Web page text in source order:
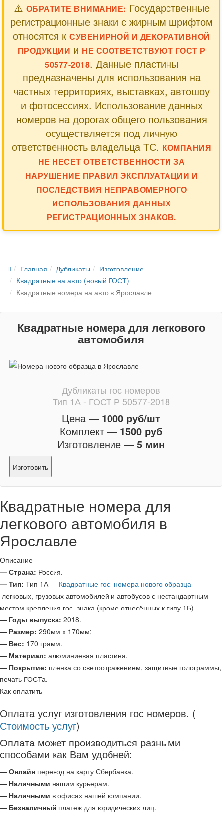
⚠️ ОБРАТИТЕ ВНИМАНИЕ: Государственные
регистрационные знаки с жирным шрифтом
относятся кСУВЕНИРНОЙ И ДЕКОРАТИВНОЙ
ПРОДУКЦИИ и НЕ СООТВЕТСТВУЮТ ГОСТ Р
50577-2018. Данные пластины
предназначены для использования на
частных территориях, выставках, автошоу
и фотосессиях. Использование данных
номеров на дорогах общего пользования
осуществляется под личную
ответственность владельца ТС. КОМПАНИЯ
НЕ НЕСЕТ ОТВЕТСТВЕННОСТИ ЗА
НАРУШЕНИЕ ПРАВИЛ ЭКСПЛУАТАЦИИ И
ПОСЛЕДСТВИЯ НЕПРАВОМЕРНОГО
ИСПОЛЬЗОВАНИЯ ДАННЫХ
РЕГИСТРАЦИОННЫХ ЗНАКОВ.
Главная Дубликаты
Изготовление
Квадратные на авто (новый ГОСТ)
Квадратные номера на авто в Ярославле
Квадратные номера для легкового
автомобиля
Дубликаты гос номеров
Тип 1А - ГОСТ Р 50577-2018
Цена — 1000 руб/шт
Комплект — 1500 руб
Изготовление — 5 мин
Изготовить
Квадратные номера для
легкового автомобиля в
Ярославле
Описание
— Страна: Россия.
— Тип: Тип 1А — Квадратные гос. номера нового образца
легковых, грузовых автомобилей и автобусов с нестандартным
местом крепления гос. знака (кроме отнесённых к типу 1Б).
— Годы выпуска: 2018.
— Размер: 290мм х 170мм;
— Вес: 170 грамм.
— Материал: алюминиевая пластина.
— Покрытие: пленка со светоотражением, защитные голограммы,
печать ГОСТа.
Как оплатить
Оплата услуг изготовления гос номеров. (
Стоимость услуг)
Оплата может производиться разными
способами как Вам удобней:
— Онлайн перевод на карту Сбербанка.
— Наличными нашим курьерам.
— Наличными в офисах нашей компании.
— Безналичный платеж для юридических лиц.